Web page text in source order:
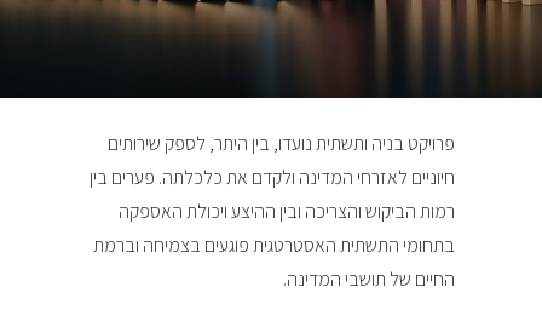
פרויקט בניה ותשתית נועדו, בין היתר, לספק שירותים
חיוניים לאזרחי המדינה ולקדם את כלכלתה. פערים בין
רמות הביקוש והצריכה ובין ההיצע ויכולת האספקה
בתחומי התשתית האסטרטגית פוגעים בצמיחה וברמת
החיים של תושבי המדינה.